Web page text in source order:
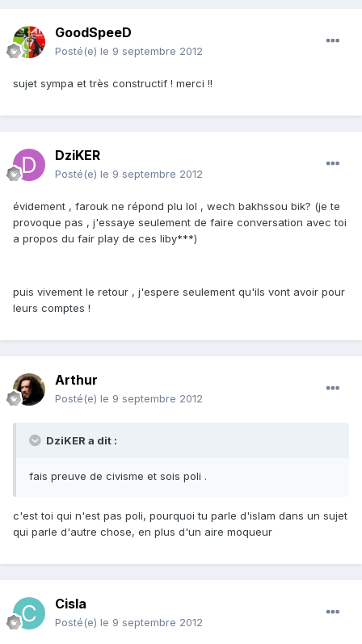
GoodSpeeD
Posté(e) le 9 septembre 2012
sujet sympa et très constructif ! merci !!
DziKER
Posté(e) le 9 septembre 2012
évidement , farouk ne répond plu lol , wech bakhssou bik? (je te
provoque pas , j'essaye seulement de faire conversation avec toi
a propos du fair play de ces liby***)
puis vivement le retour , j'espere seulement qu'ils vont avoir pour
leurs comptes !
Arthur
Posté(e) le 9 septembre 2012
DziKER a dit :
fais preuve de civisme et sois poli .
c'est toi qui n'est pas poli, pourquoi tu parle d'islam dans un sujet
qui parle d'autre chose, en plus d'un aire moqueur
Cisla
Posté(e) le 9 septembre 2012